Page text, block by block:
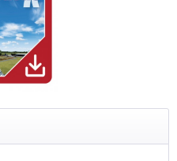
Mega Airport Berlin